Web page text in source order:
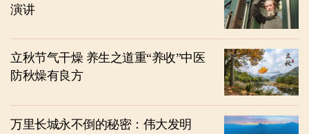
演讲
立秋节气干燥 养生之道重“养收”中医
防秋燥有良方
万里长城永不倒的秘密：伟大发明